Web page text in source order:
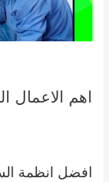
اهم الاعمال
افضل انظمة